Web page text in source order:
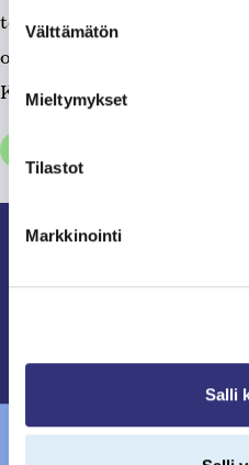
valinta
Välttämätön
Mieltymykset
Tilastot
Markkinointi
Salli
toimii normaalisti.
on katkos lämmöntuotossa
Kangastie –...